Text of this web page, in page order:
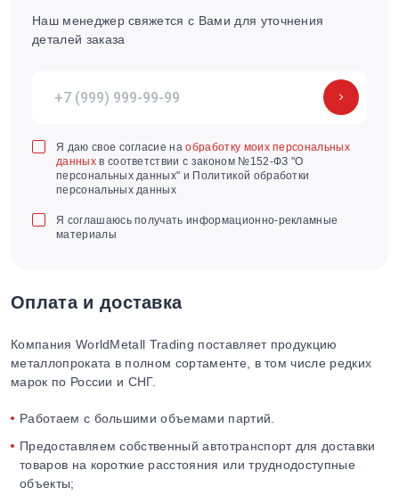
Наш менеджер свяжется с Вами для уточнения
деталей заказа
Я даю свое согласие наобработку моих персональных
данныхв соответствии с законом №152-ФЗ "О
персональных данных" и Политикой обработки
персональных данных
Я соглашаюсь получать информационно-рекламные
материалы
Оплата и доставка
Компания WorldMetall Trading поставляет продукцию
металлопроката в полном сортаменте, в том числе редких
марок по России и СНГ.
Работаем с большими объемами партий.
Предоставляем собственный автотранспорт для доставки
товаров на короткие расстояния или труднодоступные
объекты;